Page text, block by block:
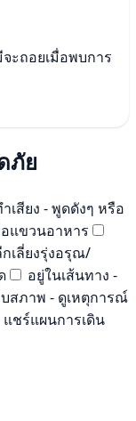
ะถอยเมื่อพบการ
ภัย
เสียง - พูดดังๆ หรือ
แขวนอาหาร
เลี่ยงรุ่งอรุณ/
อยู่ในเส้นทาง -
สภาพ - ดูเหตุการณ์
ชร์แผนการเดิน